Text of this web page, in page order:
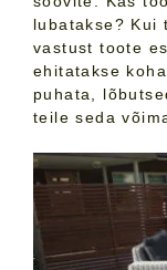
lubatakse? Kui
vastust toote
ehitatakse
puhata,
teile seda